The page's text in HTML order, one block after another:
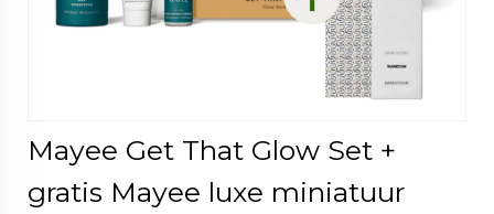
Mayee Get That Glow Set +
gratis Mayee luxe miniatuur